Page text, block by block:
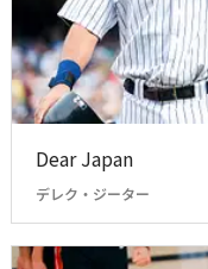
Dear Japan
デレク・ジーター